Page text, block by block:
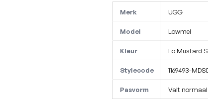
Merk UGG
Model Lowmel
Kleur Lo Mustard
Stylecode 1169493-
Pasvorm Valt normaal